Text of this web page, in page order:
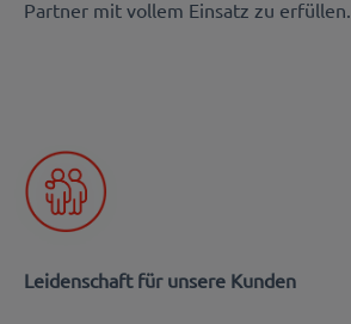
Partner mit vollem Einsatz zu erfüllen.
Leidenschaft für unsere Kunden